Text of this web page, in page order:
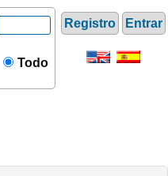
Registro Entrar
Todo